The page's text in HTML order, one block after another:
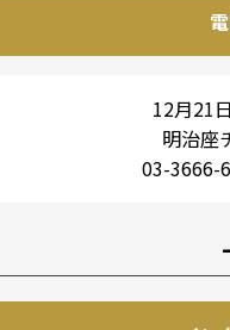
12月21
明治座
03-3666-